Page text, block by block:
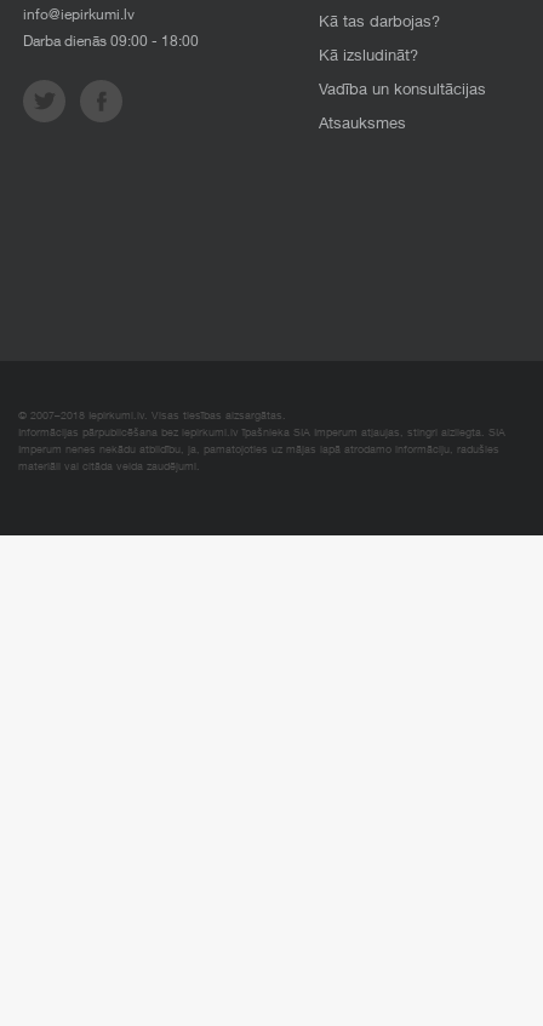
info@iepirkumi.lv
Darba dienās 09:00 - 18:00
Kā tas darbojas?
Kā izsludināt?
Vadība un konsultācijas
Atsauksmes
© 2007–2018 Iepirkumi.lv. Visas tiesības aizsargātas.
Informācijas pārpublicēšana bez iepirkumi.lv īpašnieka SIA Imperum atļaujas, stingri aizliegta. SIA
Imperum nenes nekādu atbildību, ja, pamatojoties uz mājas lapā atrodamo informāciju, radušies
materiāli vai citāda veida zaudējumi.